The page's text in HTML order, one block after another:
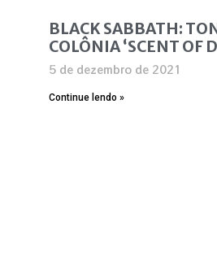
BLACK SABBATH:
COLÔNIA ‘SCENT OF
5 de dezembro de 2021
Continue lendo »